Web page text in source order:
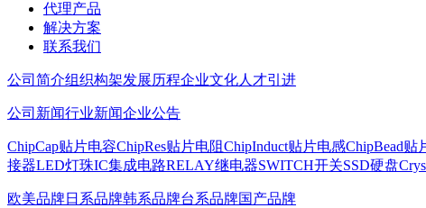
代理产品
解决方案
联系我们
公司简介组织构架发展历程企业文化人才引进
公司新闻行业新闻企业公告
ChipCap贴片电容ChipRes贴片电阻ChipInduct贴片电感ChipBead贴
接器LED灯珠IC集成电路RELAY继电器SWITCH开关SSD硬盘
欧美品牌日系品牌韩系品牌台系品牌国产品牌